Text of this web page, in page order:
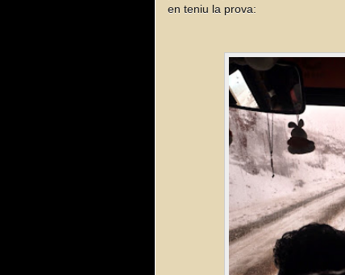
en teniu la prova: